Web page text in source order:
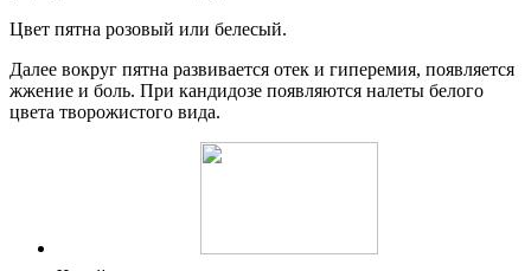
Цвет пятна розовый или белесый.
Далее вокруг пятна развивается отек и гиперемия, появляется
жжение и боль. При кандидозе появляются налеты белого
цвета творожистого вида.